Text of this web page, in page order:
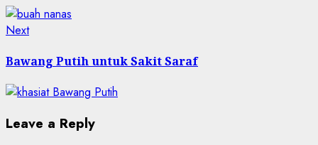
NextNext
Bawang Putih untuk Sakit Saraf
Leave a Reply